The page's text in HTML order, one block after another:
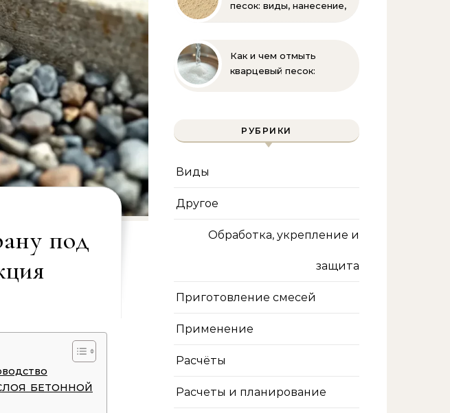
под
БЕТОННОЙ
песок: виды, нанесение,
Как и чем отмыть
кварцевый песок:
РУБРИКИ
Виды
Другое
Обработка, укрепление и
защита
Приготовление смесей
Применение
Расчёты
Расчеты и планирование